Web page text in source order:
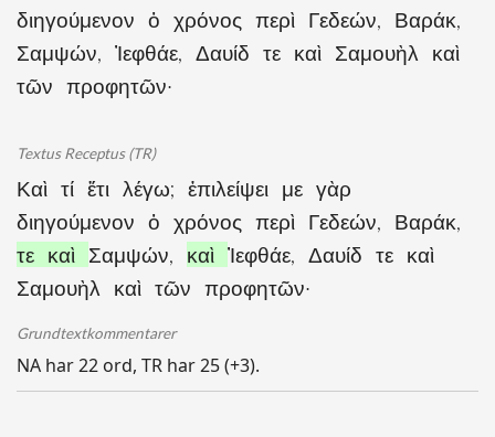
διηγούμενον ὁ χρόνος περὶ Γεδεών, Βαράκ,
Σαμψών, Ἰεφθάε, Δαυίδ τε καὶ Σαμουὴλ καὶ
τῶν προφητῶν·
Textus Receptus (TR)
Καὶ τί ἔτι λέγω; ἐπιλείψει με γὰρ
διηγούμενον ὁ χρόνος περὶ Γεδεών, Βαράκ,
τε καὶ Σαμψών, καὶ Ἰεφθάε, Δαυίδ τε καὶ
Σαμουὴλ καὶ τῶν προφητῶν·
Grundtextkommentarer
NA har 22 ord, TR har 25 (+3).